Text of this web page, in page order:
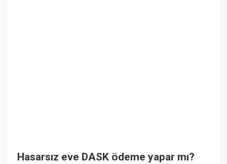
Hasarsız eve DASK ödeme yapar mı?